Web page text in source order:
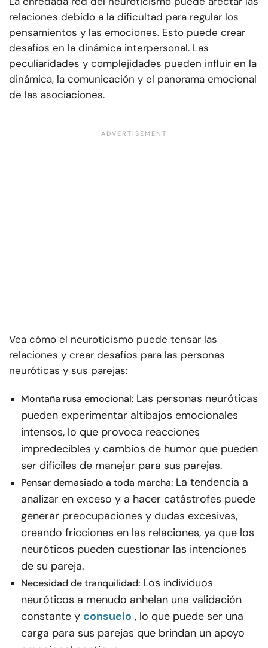
relaciones debido a la dificultad para regular los
pensamientos y las emociones. Esto puede crear
desafíos en la dinámica interpersonal. Las
peculiaridades y complejidades pueden influir en la
dinámica, la comunicación y el panorama emocional
de las asociaciones.
Vea cómo el neuroticismo puede tensar las
relaciones y crear desafíos para las personas
neuróticas y sus parejas:
Montaña rusa emocional: Las personas neuróticas
pueden experimentar altibajos emocionales
intensos, lo que provoca reacciones
impredecibles y cambios de humor que pueden
ser difíciles de manejar para sus parejas.
Pensar demasiado a toda marcha: La tendencia a
analizar en exceso y a hacer catástrofes puede
generar preocupaciones y dudas excesivas,
creando fricciones en las relaciones, ya que los
neuróticos pueden cuestionar las intenciones
de su pareja.
Necesidad de tranquilidad: Los individuos
neuróticos a menudo anhelan una validación
constante y consuelo , lo que puede ser una
carga para sus parejas que brindan un apoyo